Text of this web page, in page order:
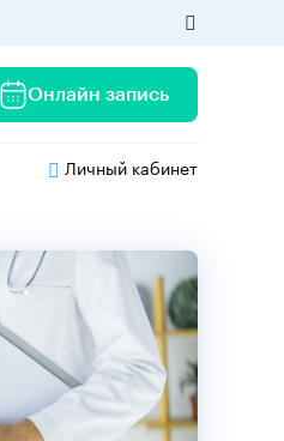
Онлайн запись
Личный кабинет